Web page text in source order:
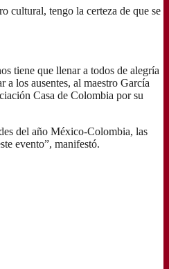
cultural, tengo la certeza de que se
tiene que llenar a todos de alegría
los ausentes, al maestro García
Casa de Colombia por su
del año México-Colombia, las
evento”, manifestó.